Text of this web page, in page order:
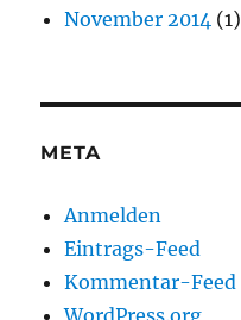
November 2014 (1)
META
Anmelden
Eintrags-Feed
Kommentar-Feed
WordPress.org